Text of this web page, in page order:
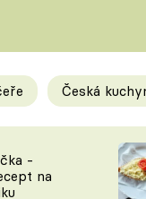
Česká
-
na